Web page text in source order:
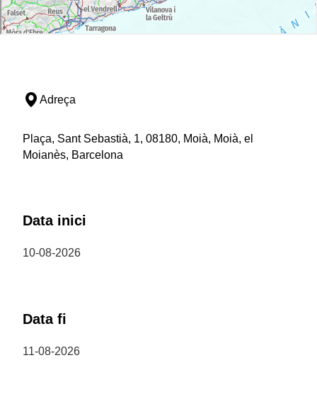
Adreça
Plaça, Sant Sebastià, 1, 08180, Moià, Moià, el
Moianès, Barcelona
Data inici
10-08-2026
Data fi
11-08-2026